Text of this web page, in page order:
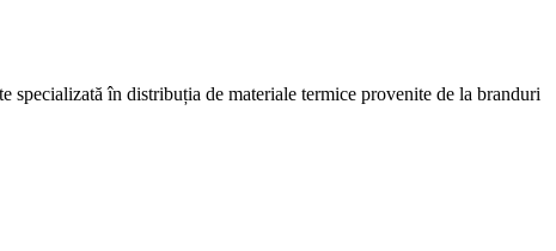
în distribuția de materiale termice provenite de la branduri